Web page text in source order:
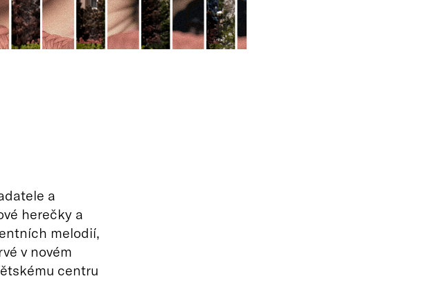
a
herečky a
melodií,
v novém
centru